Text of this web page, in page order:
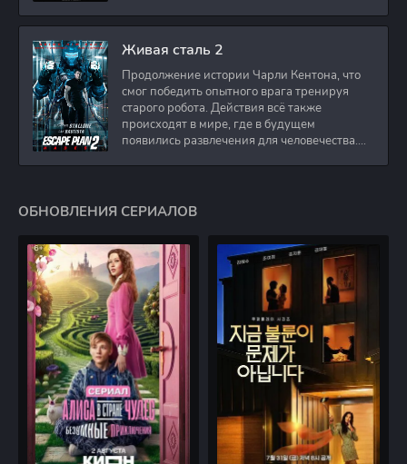
Живая сталь 2
Продолжение истории Чарли Кентона, что
смог победить опытного врага тренируя
старого робота. Действия всё также
происходят в мире, где в будущем
появились развлечения для человечества.
ОБНОВЛЕНИЯ СЕРИАЛОВ